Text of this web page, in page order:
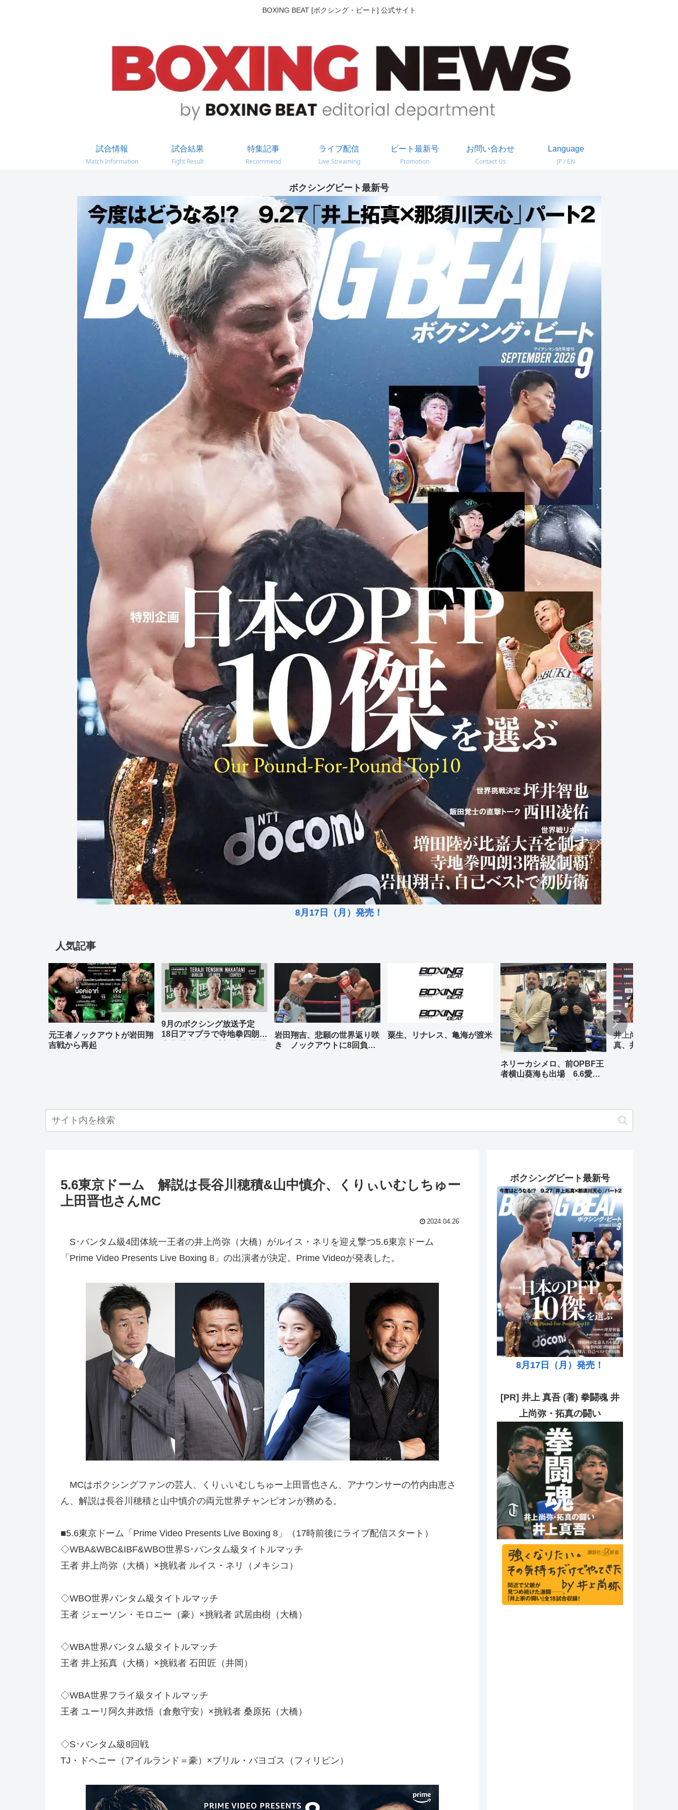
BOXING BEAT [ボクシング・ビート] 公式サイト
試合情報
Match Information
試合結果
Fight Result
特集記事
Recommend
ライブ配信
Live Streaming
ビート最新号
Promotion
お問い合わせ
Contact Us
Language
JP / EN
ボクシングビート最新号
8月17日（月）発売！
人気記事
元王者ノックアウトが岩田翔
吉戦から再起
9月のボクシング放送予定
18日アマプラで寺地拳四朗、
岩田翔吉、悲願の世界返り咲
き ノックアウトに8回負傷
粟生、リナレス、亀海が渡米
ネリーカシメロ、前OPBF王
者横山葵海も出場 6.6愛知
井上尚弥、中谷
真、井岡一翔――
5.6東京ドーム 解説は長谷川穂積&山中慎介、くりぃいむしちゅー
上田晋也さんMC
2024.04.26
S･バンタム級4団体統一王者の井上尚弥（大橋）がルイス・ネリを迎え撃つ5.6東京ドーム
「Prime Video Presents Live Boxing 8」の出演者が決定。Prime Videoが発表した。
MCはボクシングファンの芸人、くりぃいむしちゅー上田晋也さん、アナウンサーの竹内由恵さ
ん、解説は長谷川穂積と山中慎介の両元世界チャンピオンが務める。
■5.6東京ドーム「Prime Video Presents Live Boxing 8」（17時前後にライブ配信スタート）
◇WBA&WBC&IBF&WBO世界S･バンタム級タイトルマッチ
王者 井上尚弥（大橋）×挑戦者 ルイス・ネリ（メキシコ）
◇WBO世界バンタム級タイトルマッチ
王者 ジェーソン・モロニー（豪）×挑戦者 武居由樹（大橋）
◇WBA世界バンタム級タイトルマッチ
王者 井上拓真（大橋）×挑戦者 石田匠（井岡）
◇WBA世界フライ級タイトルマッチ
王者 ユーリ阿久井政悟（倉敷守安）×挑戦者 桑原拓（大橋）
◇S･バンタム級8回戦
TJ・ドヘニー（アイルランド＝豪）×ブリル・バヨゴス（フィリピン）
ボクシングビート最新号
8月17日（月）発売！
[PR] 井上 真吾 (著) 拳闘魂 井
上尚弥・拓真の闘い